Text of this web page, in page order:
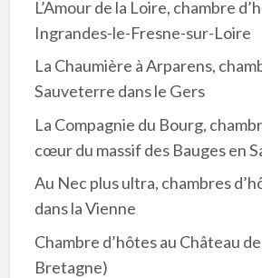
L’Amour de la Loire, chambre
Ingrandes-le-Fresne-sur-Loire
La Chaumière à Arparens,
Sauveterre dans le Gers
La Compagnie du Bourg,
cœur du massif des Bauges en
Au Nec plus ultra, chambres
dans la Vienne
Chambre d’hôtes au Château
Bretagne)